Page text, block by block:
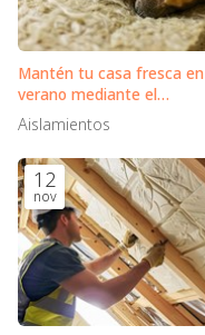
Mantén tu casa fresca en
verano mediante el
aislamiento inteligente
Aislamientos
12
nov